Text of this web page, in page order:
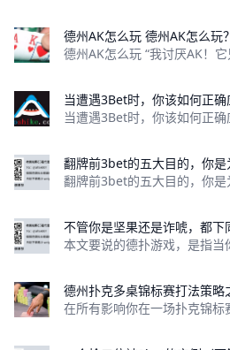
德州AK怎么玩 德州AK怎么玩？